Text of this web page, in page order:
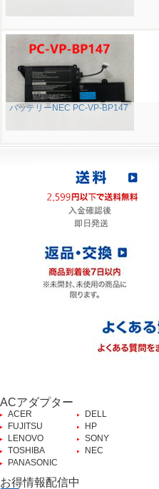
バッテリーNEC PC-VP-BP147
ACアダプター
ACER
DELL
FUJITSU
HP
LENOVO
SONY
TOSHIBA
NEC
PANASONIC
お得情報配信中